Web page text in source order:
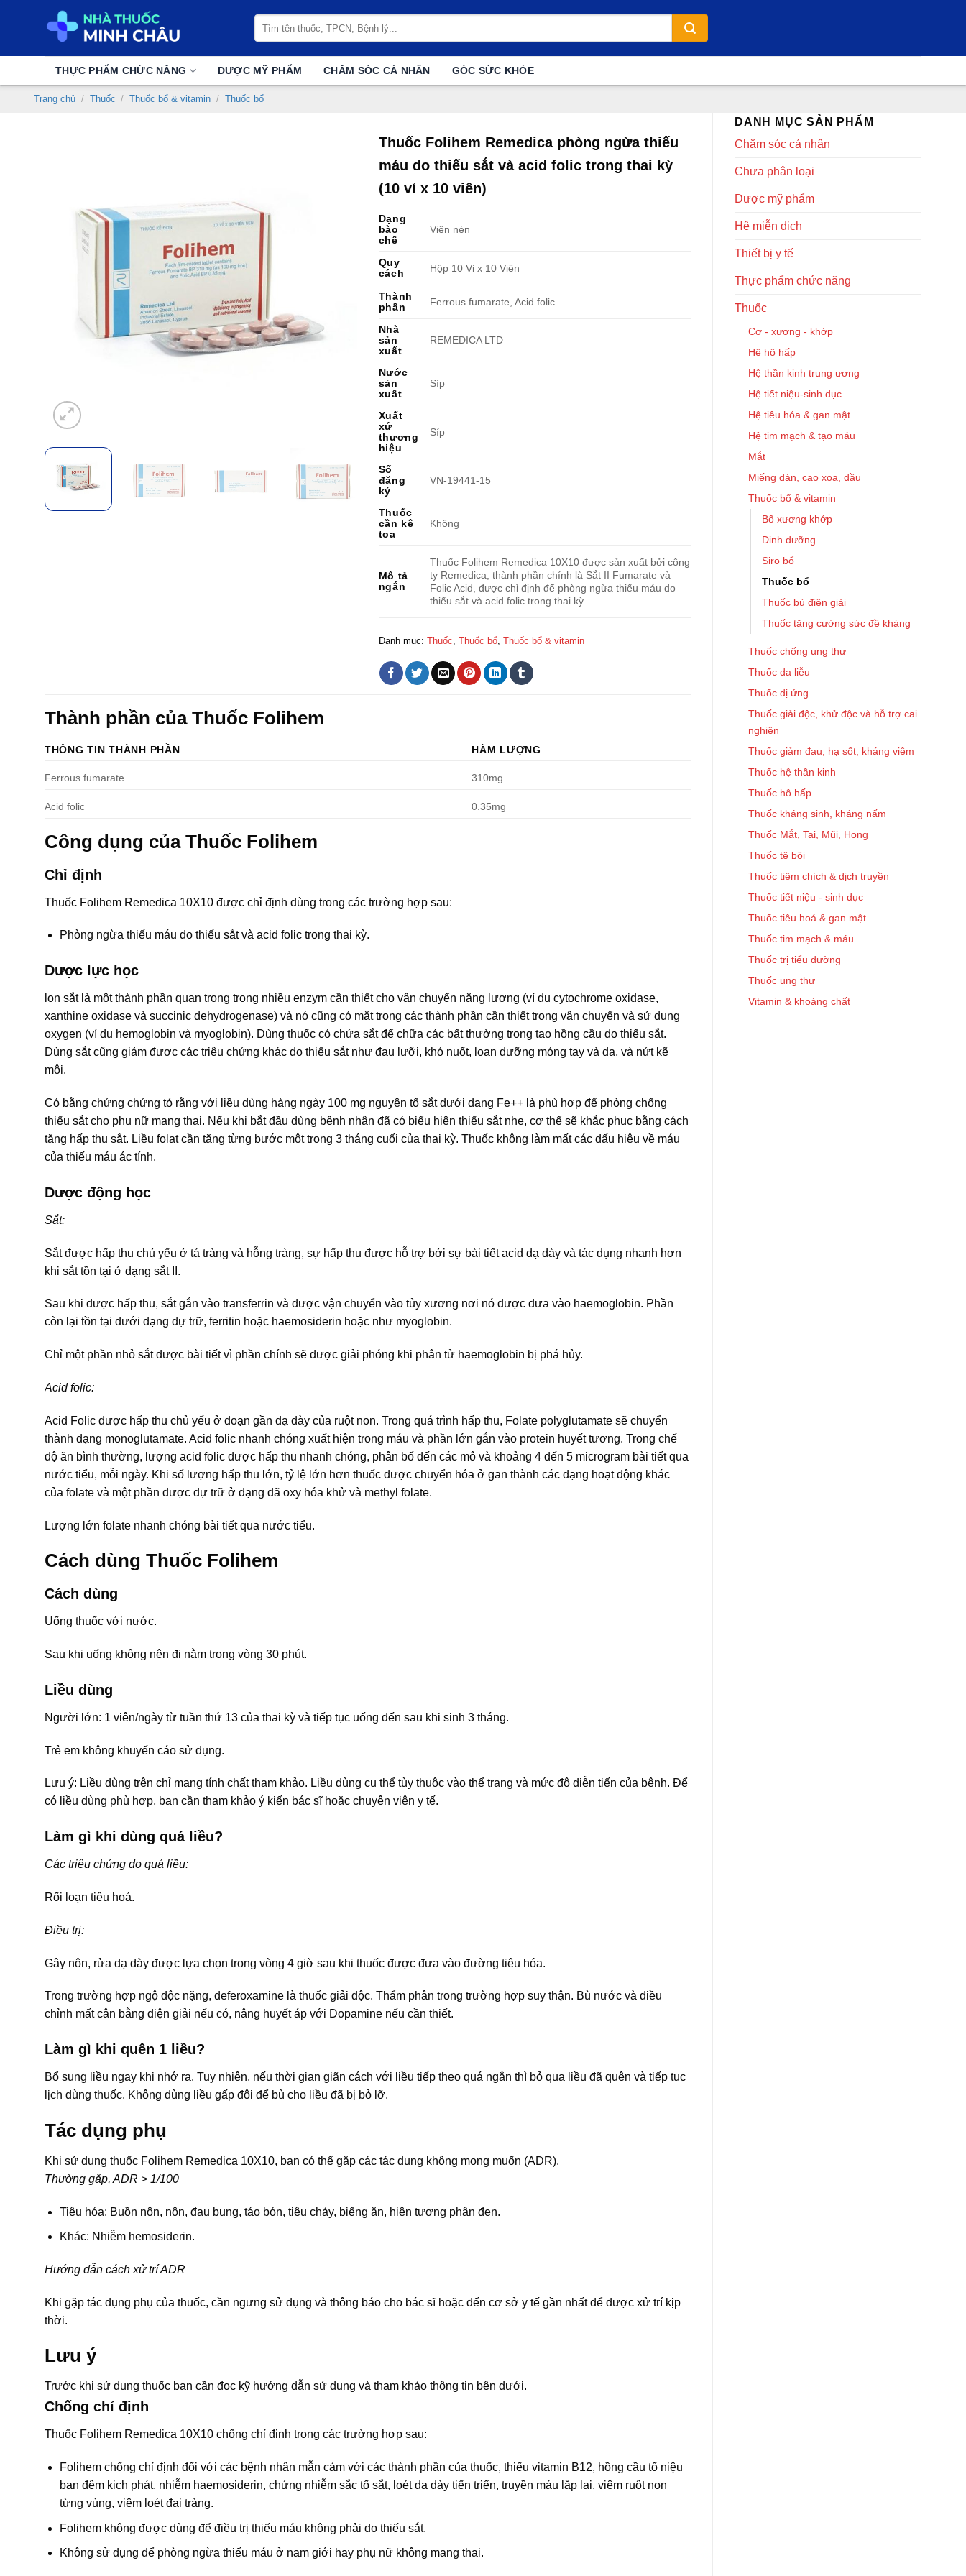
kiếm:
THỰC PHẨM CHỨC NĂNG DƯỢC MỸ PHẨM CHĂM SÓC CÁ NHÂN GÓC SỨC KHỎE
Trang chủ / Thuốc / Thuốc bổ & vitamin / Thuốc bổ
DANH MỤC SẢN PHẨM
Chăm sóc cá nhân
Chưa phân loại
Dược mỹ phẩm
Hệ miễn dịch
Thiết bị y tế
Thực phẩm chức năng
Thuốc
Cơ - xương - khớp
Hệ hô hấp
Hệ thần kinh trung ương
Hệ tiết niệu-sinh dục
Hệ tiêu hóa & gan mật
Hệ tim mạch & tạo máu
Mắt
Miếng dán, cao xoa, dầu
Thuốc bổ & vitamin
Bổ xương khớp
Dinh dưỡng
Siro bổ
Thuốc bổ
Thuốc bù điện giải
Thuốc tăng cường sức đề kháng
Thuốc chống ung thư
Thuốc da liễu
Thuốc dị ứng
Thuốc giải độc, khử độc và hỗ trợ cai
nghiện
Thuốc giảm đau, hạ sốt, kháng viêm
Thuốc hệ thần kinh
Thuốc hô hấp
Thuốc kháng sinh, kháng nấm
Thuốc Mắt, Tai, Mũi, Họng
Thuốc tê bôi
Thuốc tiêm chích & dịch truyền
Thuốc tiết niệu - sinh dục
Thuốc tiêu hoá & gan mật
Thuốc tim mạch & máu
Thuốc trị tiểu đường
Thuốc ung thư
Vitamin & khoáng chất
Thuốc Folihem Remedica phòng ngừa thiếu
máu do thiếu sắt và acid folic trong thai kỳ
(10 vỉ x 10 viên)
Dạng
bào
chế
Viên nén
Quy
cách
Hộp 10 Vỉ x 10 Viên
Thành
phần
Ferrous fumarate, Acid folic
Nhà
sản
xuất
REMEDICA LTD
Nước
sản
xuất
Síp
Xuất
xứ
thương
hiệu
Síp
Số
đăng
ký
VN-19441-15
Thuốc
cần kê
toa
Không
Mô tả
ngắn
Thuốc Folihem Remedica 10X10 được sản xuất bởi công
ty Remedica, thành phần chính là Sắt II Fumarate và
Folic Acid, được chỉ định để phòng ngừa thiếu máu do
thiếu sắt và acid folic trong thai kỳ.
Danh mục: Thuốc, Thuốc bổ, Thuốc bổ & vitamin
Thành phần của Thuốc Folihem
THÔNG TIN THÀNH PHẦN HÀM LƯỢNG
Ferrous fumarate 310mg
Acid folic 0.35mg
Công dụng của Thuốc Folihem
Chỉ định
Thuốc Folihem Remedica 10X10 được chỉ định dùng trong các trường hợp sau:
Phòng ngừa thiếu máu do thiếu sắt và acid folic trong thai kỳ.
Dược lực học
lon sắt là một thành phần quan trọng trong nhiều enzym cần thiết cho vận chuyển năng lượng (ví dụ cytochrome oxidase,
xanthine oxidase và succinic dehydrogenase) và nó cũng có mặt trong các thành phần cần thiết trong vận chuyển và sử dụng
oxygen (ví dụ hemoglobin và myoglobin). Dùng thuốc có chứa sắt để chữa các bất thường trong tạo hồng cầu do thiếu sắt.
Dùng sắt cũng giảm được các triệu chứng khác do thiếu sắt như đau lưỡi, khó nuốt, loạn dưỡng móng tay và da, và nứt kẽ
môi.
Có bằng chứng chứng tỏ rằng với liều dùng hàng ngày 100 mg nguyên tố sắt dưới dang Fe++ là phù hợp để phòng chống
thiếu sắt cho phụ nữ mang thai. Nếu khi bắt đầu dùng bệnh nhân đã có biểu hiện thiếu sắt nhẹ, cơ thể sẽ khắc phục bằng cách
tăng hấp thu sắt. Liều folat cần tăng từng bước một trong 3 tháng cuối của thai kỳ. Thuốc không làm mất các dấu hiệu về máu
của thiếu máu ác tính.
Dược động học
Sắt:
Sắt được hấp thu chủ yếu ở tá tràng và hỗng tràng, sự hấp thu được hỗ trợ bởi sự bài tiết acid dạ dày và tác dụng nhanh hơn
khi sắt tồn tại ở dạng sắt II.
Sau khi được hấp thu, sắt gắn vào transferrin và được vận chuyển vào tủy xương nơi nó được đưa vào haemoglobin. Phần
còn lại tồn tại dưới dạng dự trữ, ferritin hoặc haemosiderin hoặc như myoglobin.
Chỉ một phần nhỏ sắt được bài tiết vì phần chính sẽ được giải phóng khi phân tử haemoglobin bị phá hủy.
Acid folic:
Acid Folic được hấp thu chủ yếu ở đoạn gần dạ dày của ruột non. Trong quá trình hấp thu, Folate polyglutamate sẽ chuyển
thành dạng monoglutamate. Acid folic nhanh chóng xuất hiện trong máu và phần lớn gắn vào protein huyết tương. Trong chế
độ ăn bình thường, lượng acid folic được hấp thu nhanh chóng, phân bố đến các mô và khoảng 4 đến 5 microgram bài tiết qua
nước tiểu, mỗi ngày. Khi số lượng hấp thu lớn, tỷ lệ lớn hơn thuốc được chuyển hóa ở gan thành các dạng hoạt động khác
của folate và một phần được dự trữ ở dạng đã oxy hóa khử và methyl folate.
Lượng lớn folate nhanh chóng bài tiết qua nước tiểu.
Cách dùng Thuốc Folihem
Cách dùng
Uống thuốc với nước.
Sau khi uống không nên đi nằm trong vòng 30 phút.
Liều dùng
Người lớn: 1 viên/ngày từ tuần thứ 13 của thai kỳ và tiếp tục uống đến sau khi sinh 3 tháng.
Trẻ em không khuyến cáo sử dụng.
Lưu ý: Liều dùng trên chỉ mang tính chất tham khảo. Liều dùng cụ thể tùy thuộc vào thể trạng và mức độ diễn tiến của bệnh. Để
có liều dùng phù hợp, bạn cần tham khảo ý kiến bác sĩ hoặc chuyên viên y tế.
Làm gì khi dùng quá liều?
Các triệu chứng do quá liều:
Rối loạn tiêu hoá.
Điều trị:
Gây nôn, rửa dạ dày được lựa chọn trong vòng 4 giờ sau khi thuốc được đưa vào đường tiêu hóa.
Trong trường hợp ngộ độc nặng, deferoxamine là thuốc giải độc. Thẩm phân trong trường hợp suy thận. Bù nước và điều
chỉnh mất cân bằng điện giải nếu có, nâng huyết áp với Dopamine nếu cần thiết.
Làm gì khi quên 1 liều?
Bổ sung liều ngay khi nhớ ra. Tuy nhiên, nếu thời gian giãn cách với liều tiếp theo quá ngắn thì bỏ qua liều đã quên và tiếp tục
lịch dùng thuốc. Không dùng liều gấp đôi để bù cho liều đã bị bỏ lỡ.
Tác dụng phụ
Khi sử dụng thuốc Folihem Remedica 10X10, bạn có thể gặp các tác dụng không mong muốn (ADR).
Thường gặp, ADR > 1/100
Tiêu hóa: Buồn nôn, nôn, đau bụng, táo bón, tiêu chảy, biếng ăn, hiện tượng phân đen.
Khác: Nhiễm hemosiderin.
Hướng dẫn cách xử trí ADR
Khi gặp tác dụng phụ của thuốc, cần ngưng sử dụng và thông báo cho bác sĩ hoặc đến cơ sở y tế gần nhất để được xử trí kịp
thời.
Lưu ý
Trước khi sử dụng thuốc bạn cần đọc kỹ hướng dẫn sử dụng và tham khảo thông tin bên dưới.
Chống chỉ định
Thuốc Folihem Remedica 10X10 chống chỉ định trong các trường hợp sau:
Folihem chống chỉ định đối với các bệnh nhân mẫn cảm với các thành phần của thuốc, thiếu vitamin B12, hồng cầu tố niệu
ban đêm kịch phát, nhiễm haemosiderin, chứng nhiễm sắc tố sắt, loét dạ dày tiến triển, truyền máu lặp lại, viêm ruột non
từng vùng, viêm loét đại tràng.
Folihem không được dùng để điều trị thiếu máu không phải do thiếu sắt.
Không sử dụng để phòng ngừa thiếu máu ở nam giới hay phụ nữ không mang thai.